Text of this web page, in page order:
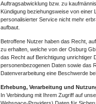
Auftragsabwicklung bzw. zu
Kündigung beziehungsweise von
personalisierter Service nicht mehr
aufbaut.
Betroffene Nutzer haben das Recht,
zu erhalten, welche von der Osburg
das Recht auf Berichtigung unrichtiger
personenbezogenen Daten sowie das
Datenverarbeitung eine Beschwerde
Erhebung, Verarbeitung und
In Verbindung mit Ihrem Zugriff auf